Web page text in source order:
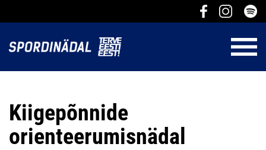
Kiigepõnnide
orienteerumisnädal